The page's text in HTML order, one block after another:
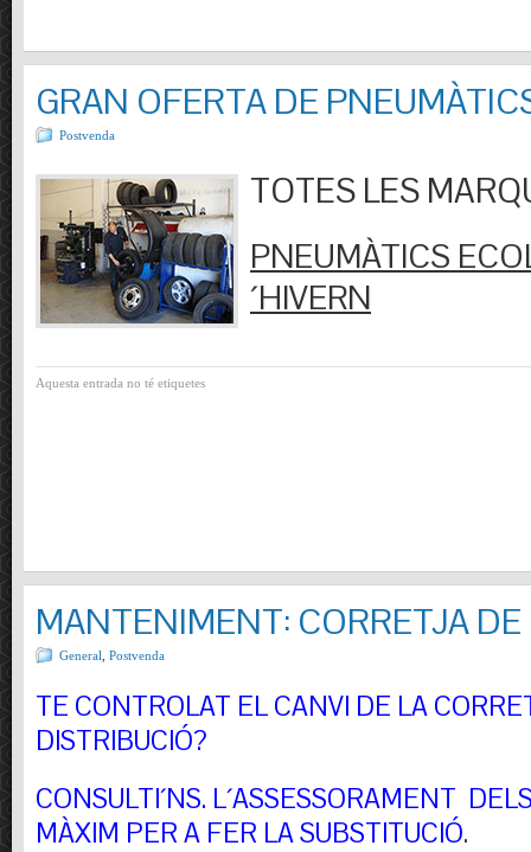
GRAN OFERTA DE
Postvenda
TOTES LES
PNEUMÀTICS
´HIVERN
Aquesta entrada no té etiquetes
MANTENIMENT: CORRETJA
General Postvenda
TE CONTROLAT EL CANVI DE LA
DISTRIBUCIÓ?
CONSULTI´NS. L´ASSESSORAMENT
MÀXIM PER A FER LA SUBSTITUCIÓ.